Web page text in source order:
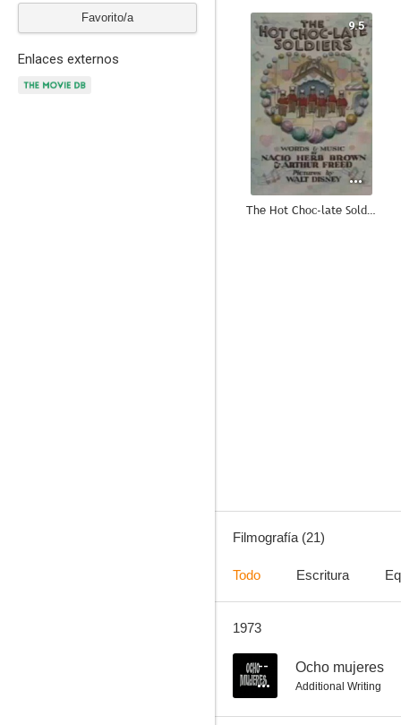
Favorito/a
Enlaces externos
9.5
The Hot Choc-late Soldiers
In the Meantime, Darling
--
Filmografía (21)
Todo Escritura
1973
-- Ocho mujeres
Additional Writing